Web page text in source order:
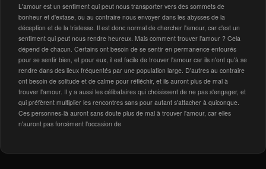
L'amour est un sentiment qui peut nous transporter vers des sommets de
bonheur et d'extase, ou au contraire nous envoyer dans les abysses de la
déception et de la tristesse. Il est donc normal de chercher l'amour, car c'est un
sentiment qui peut nous rendre heureux. Mais comment trouver l'amour ? Cela
dépend de chacun. Certains ont besoin de se sentir en permanence entourés
pour se sentir bien, et pour eux, il est facile de trouver l'amour car ils n'ont qu'à se
rendre dans des lieux fréquentés par une population large. D'autres au contraire
ont besoin de solitude et de calme pour réfléchir, et ils auront plus de mal à
trouver l'amour. Il y a aussi les célibataires qui choisissent de ne pas s'engager, et
qui préfèrent multiplier les rencontres sans pour autant s'attacher à quiconque.
Ces personnes-là auront sans doute plus de mal à trouver l'amour, car elles
n'auront pas forcément l'occasion de